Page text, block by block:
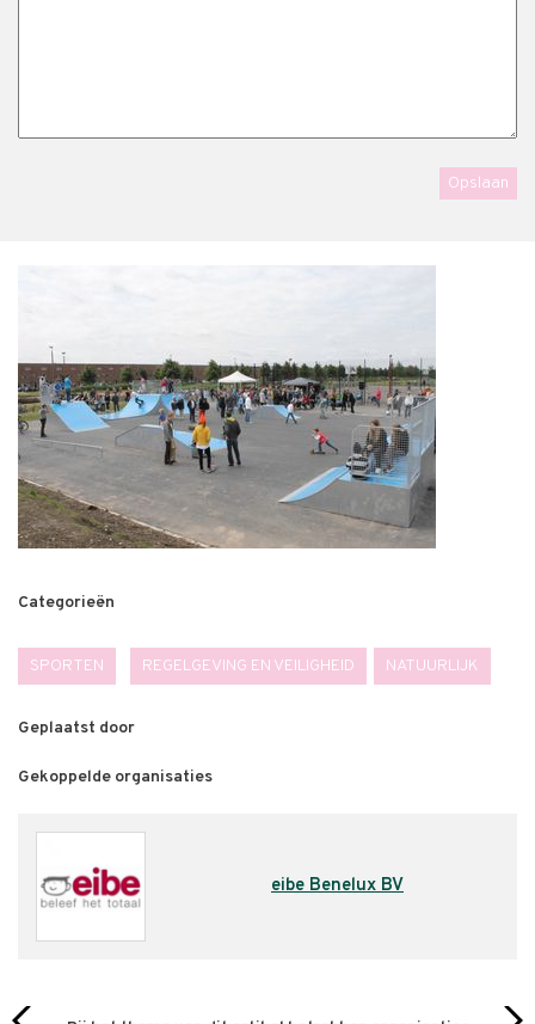
Categorieën
SPORTEN REGELGEVING EN VEILIGHEID NATUURLIJK
Geplaatst door
Gekoppelde organisaties
eibe Benelux BV